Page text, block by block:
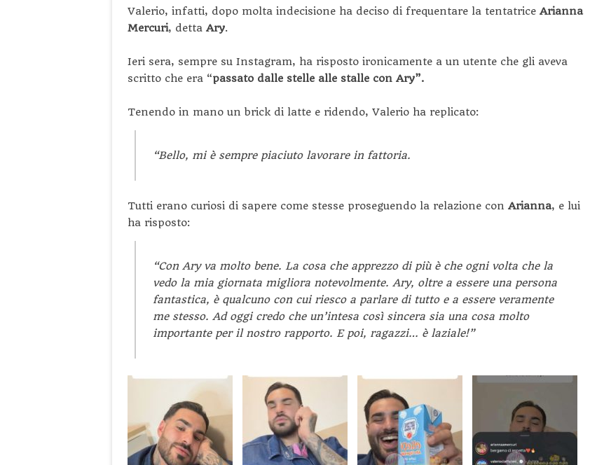
Valerio, infatti, dopo molta indecisione ha deciso di frequentare la tentatrice Arianna
Mercuri, detta Ary.
Ieri sera, sempre su Instagram, ha risposto ironicamente a un utente che gli aveva
scritto che era “passato dalle stelle alle stalle con Ary”.
Tenendo in mano un brick di latte e ridendo, Valerio ha replicato:
“Bello, mi è sempre piaciuto lavorare in fattoria.
Tutti erano curiosi di sapere come stesse proseguendo la relazione con Arianna, e lui
ha risposto:
“Con Ary va molto bene. La cosa che apprezzo di più è che ogni volta che la
vedo la mia giornata migliora notevolmente. Ary, oltre a essere una persona
fantastica, è qualcuno con cui riesco a parlare di tutto e a essere veramente
me stesso. Ad oggi credo che un’intesa così sincera sia una cosa molto
importante per il nostro rapporto. E poi, ragazzi… è laziale!”